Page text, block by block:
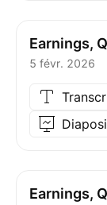
Earnings,
5 févr. 2026
Earnings,